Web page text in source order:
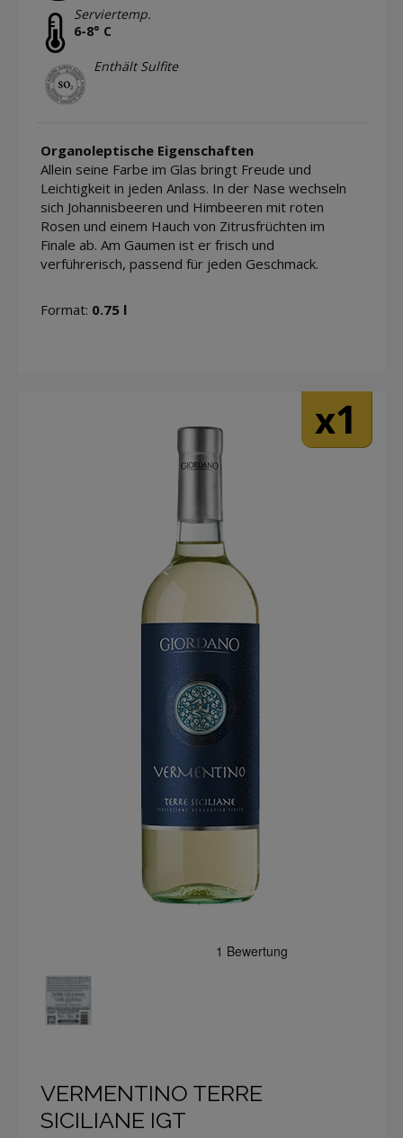
Serviertemp.
6-8° C
Enthält Sulfite
Organoleptische Eigenschaften
Allein seine Farbe im Glas bringt Freude und
Leichtigkeit in jeden Anlass. In der Nase wechseln
sich Johannisbeeren und Himbeeren mit roten
Rosen und einem Hauch von Zitrusfrüchten im
Finale ab. Am Gaumen ist er frisch und
verführerisch, passend für jeden Geschmack.
Format: 0.75 l
VERMENTINO TERRE
SICILIANE IGT
x1